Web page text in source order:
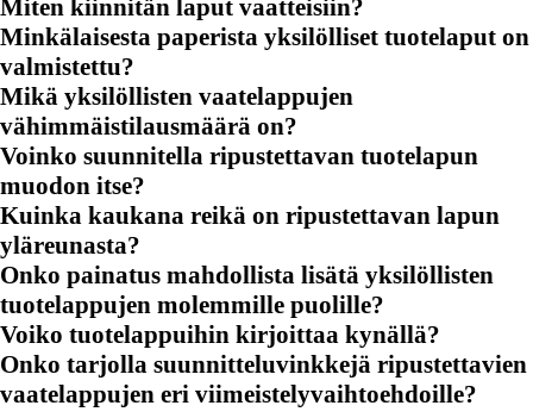
Miten kiinnitän laput vaatteisiin?
Minkälaisesta paperista yksilölliset tuotelaput on
valmistettu?
Mikä yksilöllisten vaatelappujen
vähimmäistilausmäärä on?
Voinko suunnitella ripustettavan tuotelapun
muodon itse?
Kuinka kaukana reikä on ripustettavan lapun
yläreunasta?
Onko painatus mahdollista lisätä yksilöllisten
tuotelappujen molemmille puolille?
Voiko tuotelappuihin kirjoittaa kynällä?
Onko tarjolla suunnitteluvinkkejä ripustettavien
vaatelappujen eri viimeistelyvaihtoehdoille?